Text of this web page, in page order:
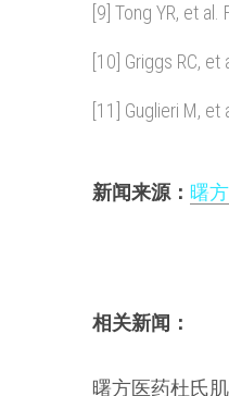
[9] Tong YR, et
[10] Griggs RC,
[11] Guglieri M,
新闻来源： 曙
相关新闻：
曙方医药杜氏